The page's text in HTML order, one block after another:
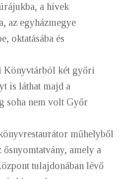
a hívek
az egyházmegye
oktatásába és
Könyvtárból két győri
is láthat majd a
soha nem volt Győr
műhelyből
amely a
tulajdonában lévő